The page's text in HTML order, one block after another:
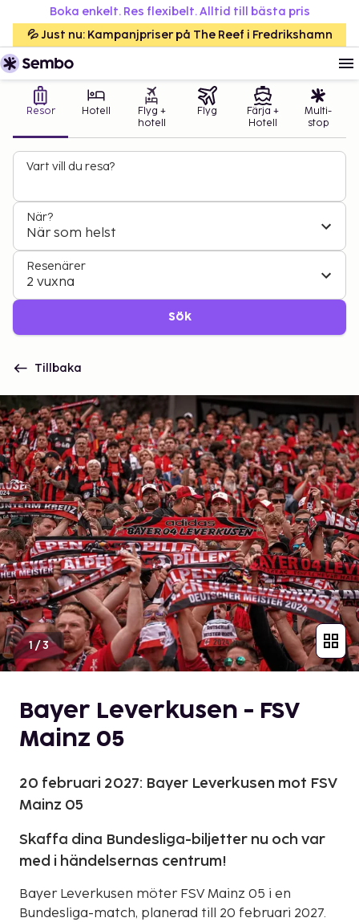
Boka enkelt. Res flexibelt. Alltid till bästa pris
💦 Just nu: Kampanjpriser på The Reef i Fredrikshamn
Resor Hotell
Flyg +
hotell
Flyg
Färja +
Hotell
Multi-
stop
Vart vill du resa?
När?
När som helst
Resenärer
2 vuxna
Sök
Tillbaka
1/3
Bayer Leverkusen - FSV
Mainz 05
20 februari 2027: Bayer Leverkusen mot FSV
Mainz 05
Skaffa dina Bundesliga-biljetter nu och var
med i händelsernas centrum!
Bayer Leverkusen möter FSV Mainz 05 i en
Bundesliga-match, planerad till 20 februari 2027.